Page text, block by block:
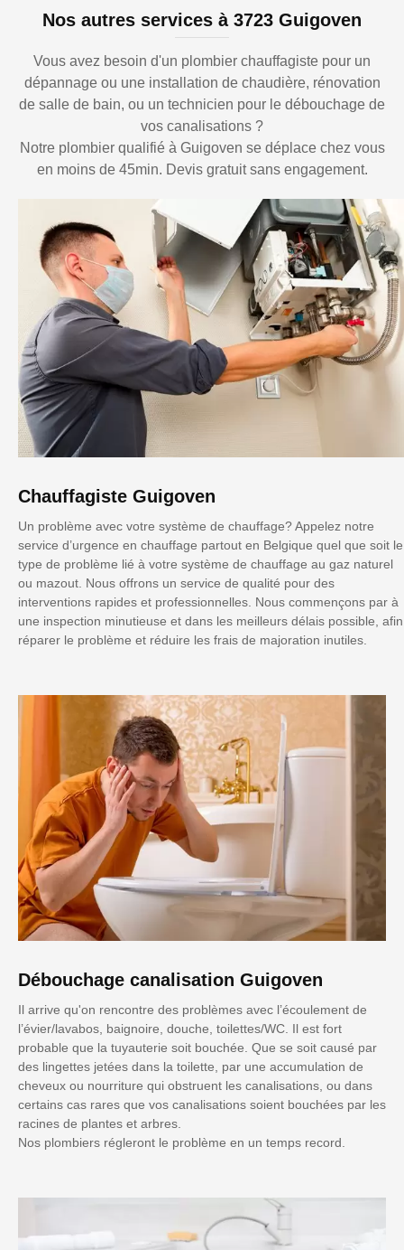
Nos autres services à 3723 Guigoven
Vous avez besoin d'un plombier chauffagiste pour un
dépannage ou une installation de chaudière, rénovation
de salle de bain, ou un technicien pour le débouchage de
vos canalisations ?
Notre plombier qualifié à Guigoven se déplace chez vous
en moins de 45min. Devis gratuit sans engagement.
Chauffagiste Guigoven
Un problème avec votre système de chauffage? Appelez notre
service d’urgence en chauffage partout en Belgique quel que soit le
type de problème lié à votre système de chauffage au gaz naturel
ou mazout. Nous offrons un service de qualité pour des
interventions rapides et professionnelles. Nous commençons par à
une inspection minutieuse et dans les meilleurs délais possible, afin
réparer le problème et réduire les frais de majoration inutiles.
Débouchage canalisation Guigoven
Il arrive qu'on rencontre des problèmes avec l’écoulement de
l’évier/lavabos, baignoire, douche, toilettes/WC. Il est fort
probable que la tuyauterie soit bouchée. Que se soit causé par
des lingettes jetées dans la toilette, par une accumulation de
cheveux ou nourriture qui obstruent les canalisations, ou dans
certains cas rares que vos canalisations soient bouchées par les
racines de plantes et arbres.
Nos plombiers régleront le problème en un temps record.